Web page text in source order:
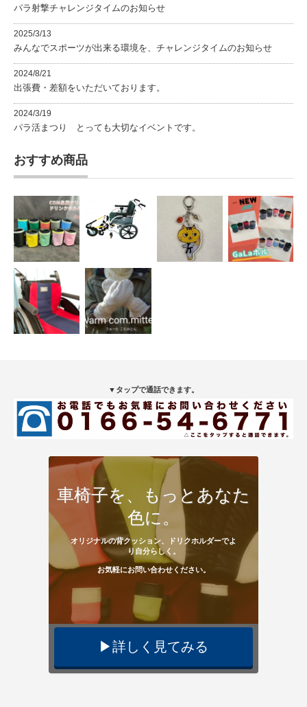
パラ射撃チャレンジタイムのお知らせ
2025/3/13
みんなでスポーツが出来る環境を、チャレンジタイムのお知らせ
2024/8/21
出張費・差額をいただいております。
2024/3/19
パラ活まつり とっても大切なイベントです。
おすすめ商品
▼タップで通話できます。
車椅子を、もっとあなた
色に。
オリジナルの背クッション、ドリクホルダーでよ
り自分らしく。
お気軽にお問い合わせください。
▶︎詳しく見てみる